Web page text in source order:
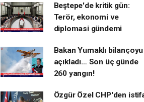
Beştepe'de kritik gün:
Terör, ekonomi ve
diplomasi gündemi
Bakan Yumaklı bilançoyu
açıkladı… Son üç günde
260 yangın!
Özgür Özel CHP'den